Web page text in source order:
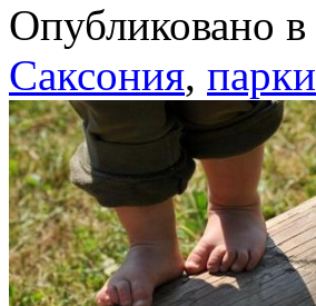
Опубликовано в
Саксония, парки